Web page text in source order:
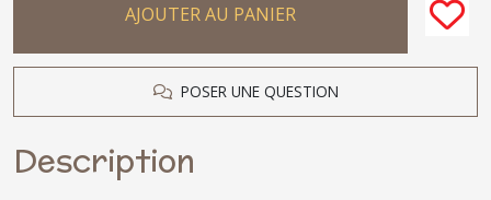
AJOUTER AU PANIER
POSER UNE QUESTION
Description